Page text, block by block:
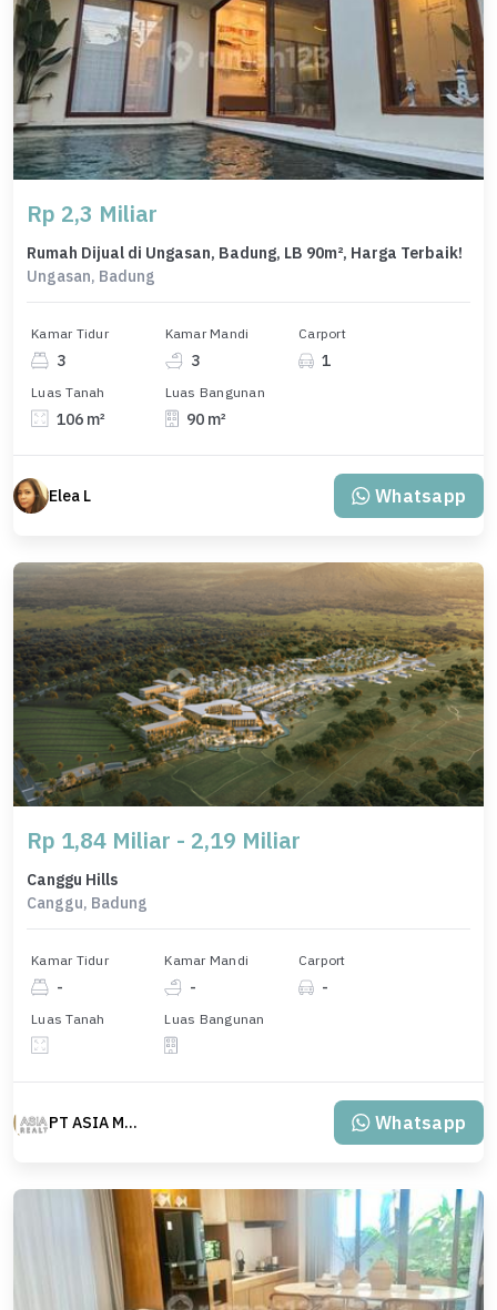
Rp 2,3 Miliar
Rumah Dijual di Ungasan, Badung, LB 90m², Harga Terbaik!
Ungasan, Badung
Kamar Tidur
3
Kamar Mandi
3
Carport
1
Luas Tanah
106 m²
Luas Bangunan
90 m²
Elea L Whatsapp
Rp 1,84 Miliar - 2,19 Miliar
Canggu Hills
Canggu, Badung
Kamar Tidur
-
Kamar Mandi
-
Carport
-
Luas Tanah Luas Bangunan
PT ASIA MAS REALTY Whatsapp